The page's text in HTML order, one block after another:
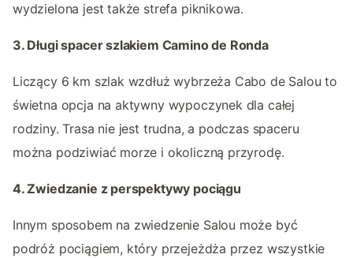
wydzielona jest także strefa piknikowa.
3. Długi spacer szlakiem Camino de Ronda
Liczący 6 km szlak wzdłuż wybrzeża Cabo de Salou to
świetna opcja na aktywny wypoczynek dla całej
rodziny. Trasa nie jest trudna, a podczas spaceru
można podziwiać morze i okoliczną przyrodę.
4. Zwiedzanie z perspektywy pociągu
Innym sposobem na zwiedzenie Salou może być
podróż pociągiem, który przejeżdża przez wszystkie